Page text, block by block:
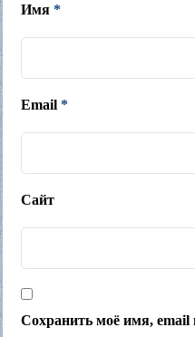
Имя *
Email *
Сайт
Сохранить моё имя, email